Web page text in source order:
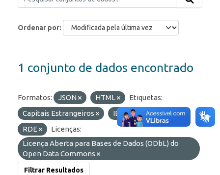
Ordenar por
1 conjunto de dados encontrado
Formatos: JSON HTML
Etiquetas:
Capitais Estrangeiros
IED
ROF
RDE
Licenças:
Licença Aberta para Bases de Dados (ODbL) do
Open Data Commons
Filtrar Resultados